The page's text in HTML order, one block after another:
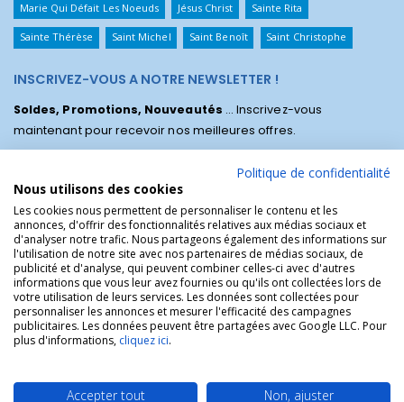
Marie Qui Défait Les Noeuds Jésus Christ Sainte Rita
Sainte Thérèse Saint Michel Saint Benoît Saint Christophe
INSCRIVEZ-VOUS A NOTRE NEWSLETTER !
Soldes, Promotions, Nouveautés ... Inscrivez-vous
maintenant pour recevoir nos meilleures offres.
La Boutique des Chrétiens © | La boutique religieuse chrétienne de
référence !.
Politique de confidentialité
Nous utilisons des cookies
Les cookies nous permettent de personnaliser le contenu et les
annonces, d'offrir des fonctionnalités relatives aux médias sociaux et
d'analyser notre trafic. Nous partageons également des informations sur
l'utilisation de notre site avec nos partenaires de médias sociaux, de
publicité et d'analyse, qui peuvent combiner celles-ci avec d'autres
informations que vous leur avez fournies ou qu'ils ont collectées lors de
votre utilisation de leurs services. Les données sont collectées pour
personnaliser les annonces et mesurer l'efficacité des campagnes
publicitaires. Les données peuvent être partagées avec Google LLC. Pour
plus d'informations, cliquez ici.
Accepter tout Non, ajuster